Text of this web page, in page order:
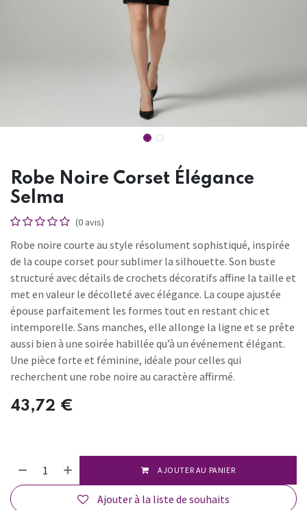
Robe Noire Corset Élégance
Selma
(0 avis)
Robe noire courte au style résolument sophistiqué, inspirée
de la coupe corset pour sublimer la silhouette. Son buste
structuré avec détails de crochets décoratifs affine la taille et
met en valeur le décolleté avec élégance. La coupe ajustée
épouse parfaitement les formes tout en restant chic et
intemporelle. Sans manches, elle allonge la ligne et se prête
aussi bien à une soirée habillée qu’à un événement élégant.
Une pièce forte et féminine, idéale pour celles qui
recherchent une robe noire au caractère affirmé.
43,72 €
AJOUTER AU PANIER
Ajouter à la liste de souhaits